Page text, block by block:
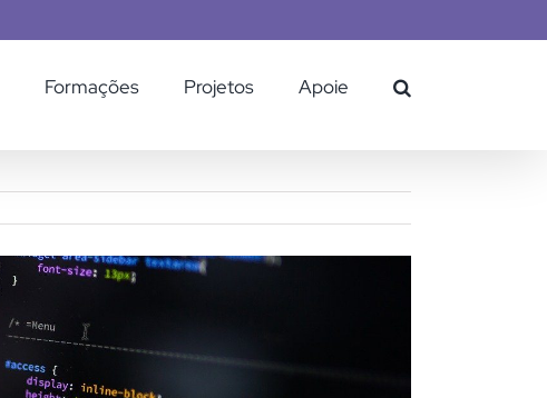
Formações Projetos Apoie